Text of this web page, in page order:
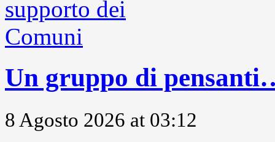
Un gruppo di
8 Agosto 2026 at 03:12